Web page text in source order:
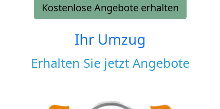
Kostenlose Angebote erhalten
Ihr Umzug
Erhalten Sie jetzt Angebote